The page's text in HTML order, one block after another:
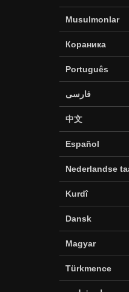
Musulmonlar
Кораника
Português
فارسی
中文
Español
Nederlandse
Kurdî
Dansk
Magyar
Türkmence